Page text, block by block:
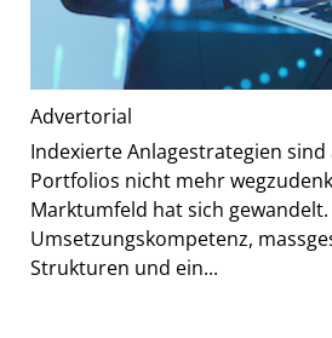
Advertorial
Indexierte Anlagestrategien
Portfolios nicht mehr
Marktumfeld hat sich
Umsetzungskompetenz,
Strukturen und ein...